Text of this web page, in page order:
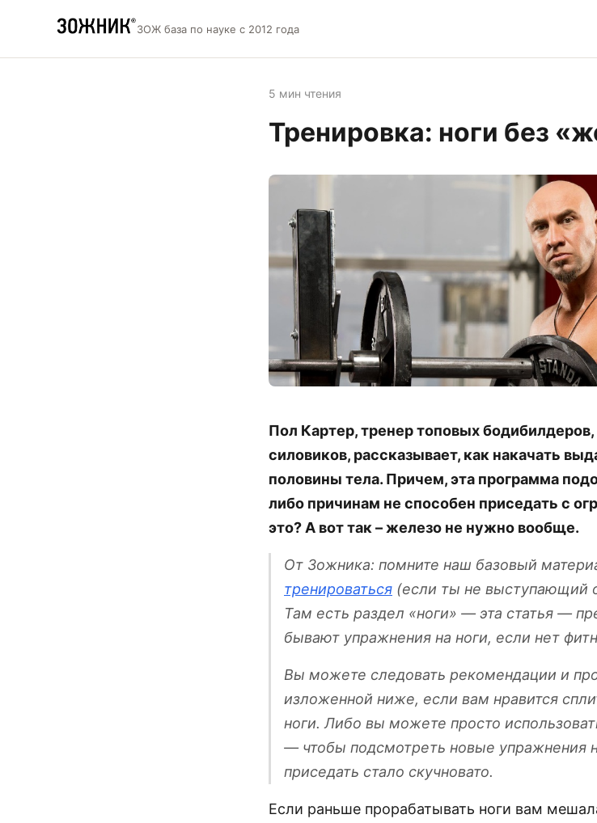
ЗОЖ база по науке с 2012 года
5 мин чтения
Тренировка: ноги без
Пол Картер, тренер топовых
силовиков, рассказывает, как накачать
половины тела. Причем, эта программа
либо причинам не способен приседать с
это? А вот так – железо не нужно вообще.
От Зожника: помните наш базовый
тренироваться (если ты не выступающий
Там есть раздел «ноги» — эта статья —
бывают упражнения на ноги, если нет
Вы можете следовать рекомендации и
изложенной ниже, если вам нравится
ноги. Либо вы можете просто
— чтобы подсмотреть новые упражнения
приседать стало скучновато.
Если раньше прорабатывать ноги вам